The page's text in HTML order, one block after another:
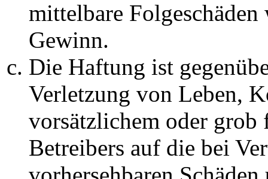
mittelbare Folgeschäden
Gewinn.
Die Haftung ist
Verletzung von Leben,
vorsätzlichem oder grob
Betreibers auf die bei